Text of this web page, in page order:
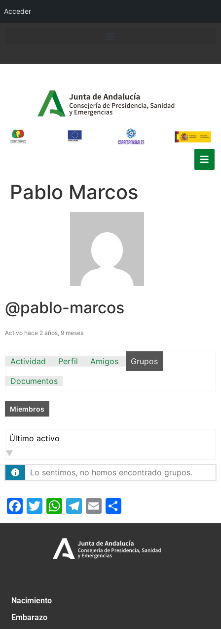
Acceder
Pablo Marcos
@pablo-marcos
Activo hace 2 años, 9 meses
Actividad Perfil Amigos
Grupos
Documentos
Miembros
Ordenar
por:
Lo sentimos, no hemos encontrado grupos.
Facebook
Twitter
WhatsApp
Telegram
Email
Nacimiento
Embarazo